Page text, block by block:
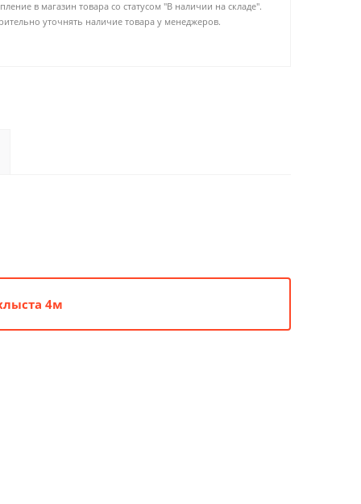
в магазин товара со статусом "В наличии на складе".
уточнять наличие товара у менеджеров.
4м